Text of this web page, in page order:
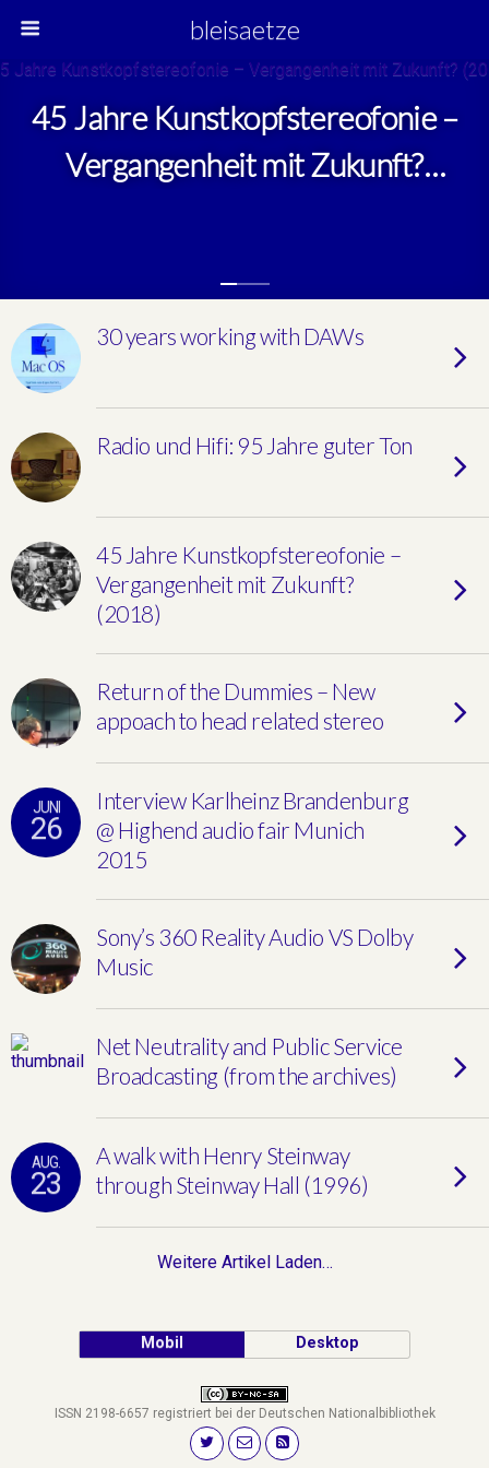
bleisaetze
45 Jahre Kunstkopfstereofonie –
Vergangenheit mit Zukunft?
30 years working with DAWs
Radio und Hifi: 95 Jahre guter Ton
45 Jahre Kunstkopfstereofonie –
Vergangenheit mit Zukunft?
(2018)
Return of the Dummies – New
appoach to head related stereo
JUNI
26
Interview Karlheinz Brandenburg
@ Highend audio fair Munich
2015
Sony’s 360 Reality Audio VS Dolby
Music
Net Neutrality and Public Service
Broadcasting (from the archives)
AUG.
23
A walk with Henry Steinway
through Steinway Hall (1996)
Weitere Artikel Laden…
Mobil Desktop
ISSN 2198-6657 registriert bei der Deutschen Nationalbibliothek